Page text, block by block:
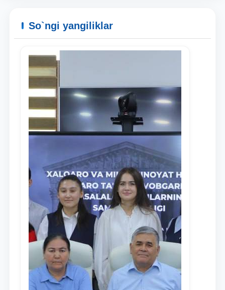
Telefon raqamingiz
Pochta
yuborish
So`ngi yangiliklar